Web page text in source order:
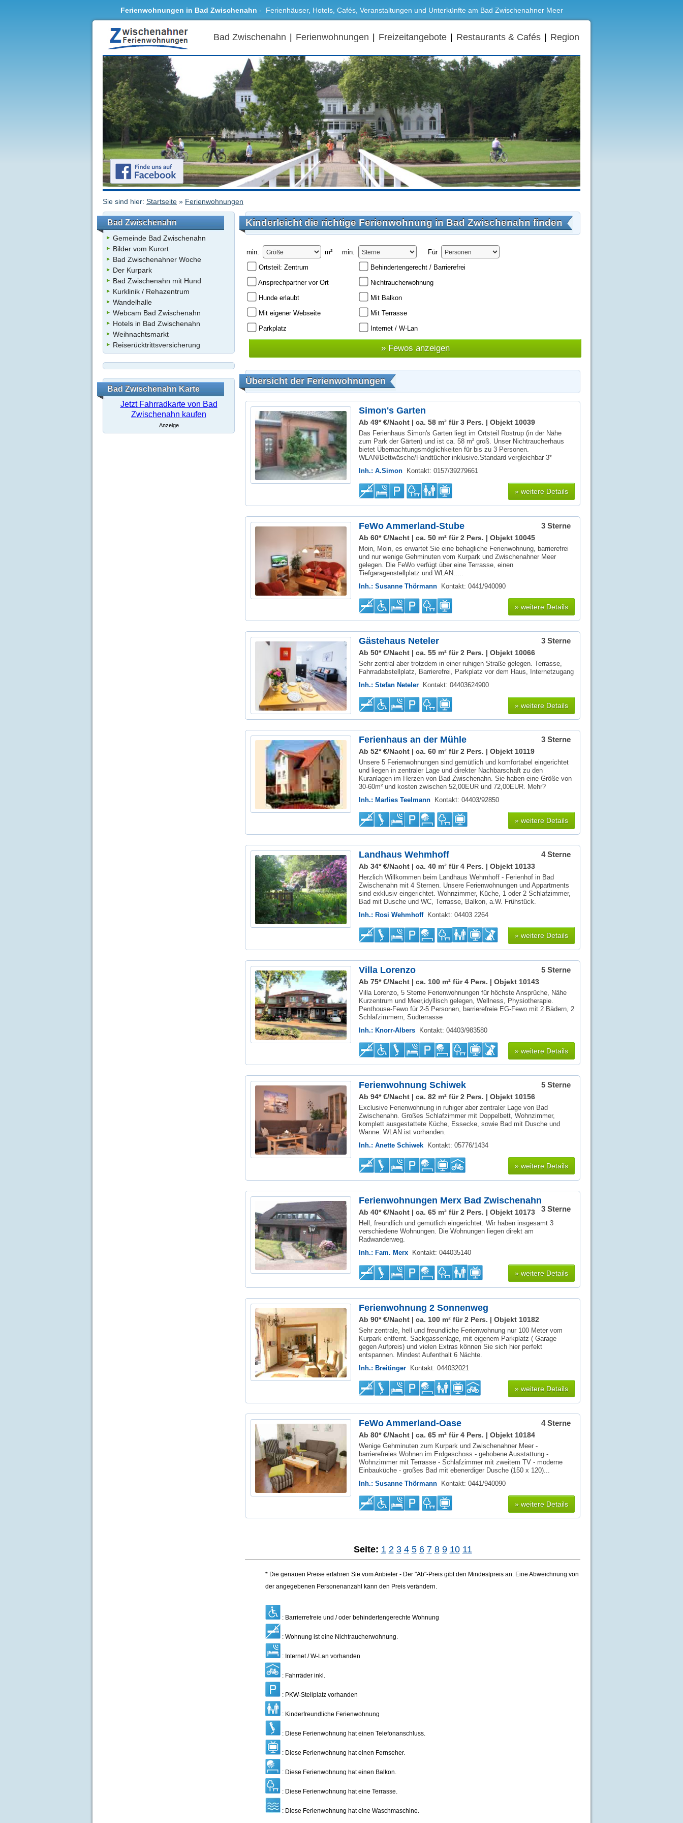
Ferienwohnungen in Bad Zwischenahn - Ferienhäuser, Hotels, Cafés, Veranstaltungen und Unterkünfte am Bad Zwischenahner Meer
Bad Zwischenahn | Ferienwohnungen | Freizeitangebote | Restaurants & Cafés | Region
Sie sind hier: Startseite » Ferienwohnungen
Kinderleicht die richtige Ferienwohnung in Bad Zwischenahn finden
min. m² min. Für
Ortsteil: Zentrum
Ansprechpartner vor Ort
Hunde erlaubt
Mit eigener Webseite
Parkplatz
Behindertengerecht / Barrierefrei
Nichtraucherwohnung
Mit Balkon
Mit Terrasse
Internet / W-Lan
Übersicht der Ferienwohnungen
Simon's Garten
Ab 49* €/Nacht | ca. 58 m² für 3 Pers. | Objekt 10039
Das Ferienhaus Simon's Garten liegt im Ortsteil Rostrup (in der Nähe
zum Park der Gärten) und ist ca. 58 m² groß. Unser Nichtraucherhaus
bietet Übernachtungsmöglichkeiten für bis zu 3 Personen.
WLAN/Bettwäsche/Handtücher inklusive.Standard vergleichbar 3*
Inh.: A.Simon Kontakt: 0157/39279661
» weitere Details
FeWo Ammerland-Stube 3 Sterne
Ab 60* €/Nacht | ca. 50 m² für 2 Pers. | Objekt 10045
Moin, Moin, es erwartet Sie eine behagliche Ferienwohnung, barrierefrei
und nur wenige Gehminuten vom Kurpark und Zwischenahner Meer
gelegen. Die FeWo verfügt über eine Terrasse, einen
Tiefgaragenstellplatz und WLAN.....
Inh.: Susanne Thörmann Kontakt: 0441/940090
» weitere Details
Gästehaus Neteler 3 Sterne
Ab 50* €/Nacht | ca. 55 m² für 2 Pers. | Objekt 10066
Sehr zentral aber trotzdem in einer ruhigen Straße gelegen. Terrasse,
Fahrradabstellplatz, Barrierefrei, Parkplatz vor dem Haus, Internetzugang
Inh.: Stefan Neteler Kontakt: 04403624900
» weitere Details
Ferienhaus an der Mühle 3 Sterne
Ab 52* €/Nacht | ca. 60 m² für 2 Pers. | Objekt 10119
Unsere 5 Ferienwohnungen sind gemütlich und komfortabel eingerichtet
und liegen in zentraler Lage und direkter Nachbarschaft zu den
Kuranlagen im Herzen von Bad Zwischenahn. Sie haben eine Größe von
30-60m² und kosten zwischen 52,00EUR und 72,00EUR. Mehr?
Inh.: Marlies Teelmann Kontakt: 04403/92850
» weitere Details
Landhaus Wehmhoff 4 Sterne
Ab 34* €/Nacht | ca. 40 m² für 4 Pers. | Objekt 10133
Herzlich Willkommen beim Landhaus Wehmhoff - Ferienhof in Bad
Zwischenahn mit 4 Sternen. Unsere Ferienwohnungen und Appartments
sind exklusiv eingerichtet. Wohnzimmer, Küche, 1 oder 2 Schlafzimmer,
Bad mit Dusche und WC, Terrasse, Balkon, a.W. Frühstück.
Inh.: Rosi Wehmhoff Kontakt: 04403 2264
» weitere Details
Villa Lorenzo 5 Sterne
Ab 75* €/Nacht | ca. 100 m² für 4 Pers. | Objekt 10143
Villa Lorenzo, 5 Sterne Ferienwohnungen für höchste Ansprüche, Nähe
Kurzentrum und Meer,idyllisch gelegen, Wellness, Physiotherapie.
Penthouse-Fewo für 2-5 Personen, barrierefreie EG-Fewo mit 2 Bädern, 2
Schlafzimmern, Südterrasse
Inh.: Knorr-Albers Kontakt: 04403/983580
» weitere Details
Ferienwohnung Schiwek 5 Sterne
Ab 94* €/Nacht | ca. 82 m² für 2 Pers. | Objekt 10156
Exclusive Ferienwohnung in ruhiger aber zentraler Lage von Bad
Zwischenahn. Großes Schlafzimmer mit Doppelbett, Wohnzimmer,
komplett ausgestattete Küche, Essecke, sowie Bad mit Dusche und
Wanne. WLAN ist vorhanden.
Inh.: Anette Schiwek Kontakt: 05776/1434
» weitere Details
Ferienwohnungen Merx Bad Zwischenahn
3 Sterne
Ab 40* €/Nacht | ca. 65 m² für 2 Pers. | Objekt 10173
Hell, freundlich und gemütlich eingerichtet. Wir haben insgesamt 3
verschiedene Wohnungen. Die Wohnungen liegen direkt am
Radwanderweg.
Inh.: Fam. Merx Kontakt: 044035140
» weitere Details
Ferienwohnung 2 Sonnenweg
Ab 90* €/Nacht | ca. 100 m² für 2 Pers. | Objekt 10182
Sehr zentrale, hell und freundliche Ferienwohnung nur 100 Meter vom
Kurpark entfernt. Sackgassenlage, mit eigenem Parkplatz ( Garage
gegen Aufpreis) und vielen Extras können Sie sich hier perfekt
entspannen. Mindest Aufenthalt 6 Nächte.
Inh.: Breitinger Kontakt: 044032021
» weitere Details
FeWo Ammerland-Oase 4 Sterne
Ab 80* €/Nacht | ca. 65 m² für 4 Pers. | Objekt 10184
Wenige Gehminuten zum Kurpark und Zwischenahner Meer -
barrierefreies Wohnen im Erdgeschoss - gehobene Ausstattung -
Wohnzimmer mit Terrasse - Schlafzimmer mit zweitem TV - moderne
Einbauküche - großes Bad mit ebenerdiger Dusche (150 x 120)...
Inh.: Susanne Thörmann Kontakt: 0441/940090
» weitere Details
Seite: 1 2 3 4 5 6 7 8 9 10 11
* Die genauen Preise erfahren Sie vom Anbieter - Der "Ab"-Preis gibt den Mindestpreis an. Eine Abweichnung von
der angegebenen Personenanzahl kann den Preis verändern.
: Barrierrefreie und / oder behindertengerechte Wohnung
: Wohnung ist eine Nichtraucherwohnung.
: Internet / W-Lan vorhanden
: Fahrräder inkl.
: PKW-Stellplatz vorhanden
: Kinderfreundliche Ferienwohnung
: Diese Ferienwohnung hat einen Telefonanschluss.
: Diese Ferienwohnung hat einen Fernseher.
: Diese Ferienwohnung hat einen Balkon.
: Diese Ferienwohnung hat eine Terrasse.
: Diese Ferienwohnung hat eine Waschmaschine.
Bad Zwischenahn
Gemeinde Bad Zwischenahn
Bilder vom Kurort
Bad Zwischenahner Woche
Der Kurpark
Bad Zwischenahn mit Hund
Kurklinik / Rehazentrum
Wandelhalle
Webcam Bad Zwischenahn
Hotels in Bad Zwischenahn
Weihnachtsmarkt
Reiserücktrittsversicherung
Bad Zwischenahn Karte
Jetzt Fahrradkarte von Bad
Zwischenahn kaufen
Anzeige